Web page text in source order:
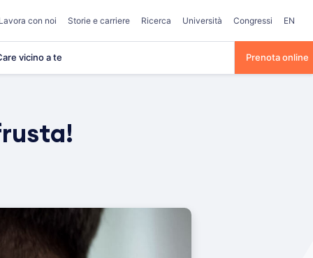
con noi Storie e carriere Ricerca Università Congressi EN
vicino a te Prenota online